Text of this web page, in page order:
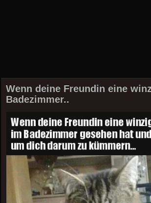
Wenn deine Freundin eine
Badezimmer..